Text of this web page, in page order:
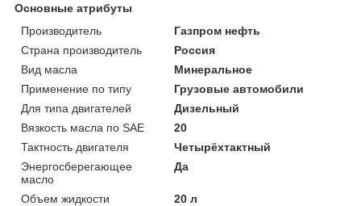
Основные атрибуты
Производитель
Газпром нефть
Страна производитель
Россия
Вид масла
Минеральное
Применение по типу
Грузовые автомобили
Для типа двигателей
Дизельный
Вязкость масла по SAE
20
Тактность двигателя
Четырёхтактный
Энергосберегающее
масло
Да
Объем жидкости
20 л